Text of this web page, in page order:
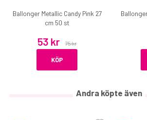
Ballonger Metallic Candy Pink 27
cm 50 st
53 kr 75 kr
KÖP
Andra köpte även